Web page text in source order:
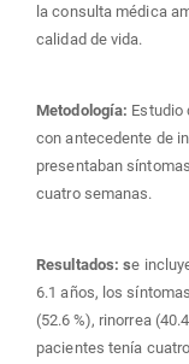
la consulta médica
calidad de vida.
Metodología: Estudio
con antecedente de
presentaban
cuatro semanas.
Resultados: se
6.1 años, los
(52.6 %), rinorrea
pacientes tenía